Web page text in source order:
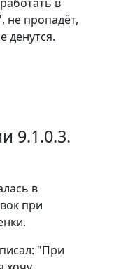
не пропадёт,
денутся.
9.1.0.3.
в
при
"При